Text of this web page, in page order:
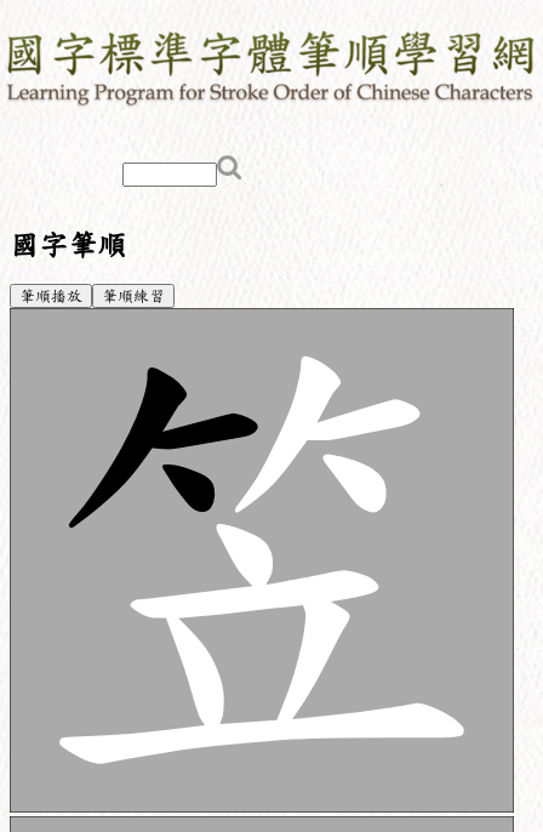
國字筆順
筆順播放 筆順練習